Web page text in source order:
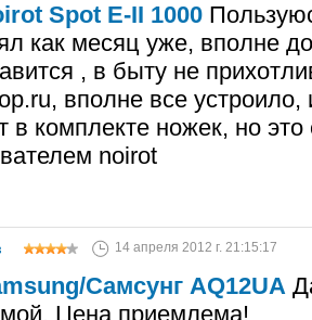
Spot E-II 1000
как месяц уже, вполне
, в быту не
вполне все устроило,
в комплекте ножек, но
noirot
14 апреля 2012 г. 21:15:17
Самсунг AQ12UA
Цена приемлема!